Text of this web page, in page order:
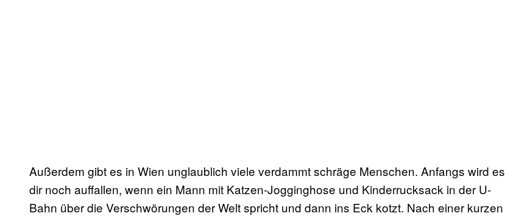
Außerdem gibt es in Wien unglaublich viele verdammt schräge Menschen. Anfangs wird es
dir noch auffallen, wenn ein Mann mit Katzen-Jogginghose und Kinderrucksack in der U-
Bahn über die Verschwörungen der Welt spricht und dann ins Eck kotzt. Nach einer kurzen